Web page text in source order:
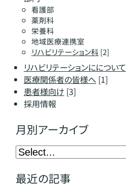
看護部
薬剤科
栄養科
地域医療連携室
リハビリテーション科 [2]
リハビリテーションにについて
医療関係者の皆様へ[1]
患者様向け [3]
採用情報
月別アーカイブ
最近の記事